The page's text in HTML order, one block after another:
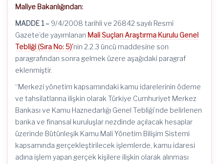
Maliye Bakanlığından:
MADDE 1 – 9/4/2008 tarihli ve 26842 sayılı Resmî
Gazete’de yayımlanan Mali Suçları Araştırma Kurulu Genel
Tebliği (Sıra No: 5)’nin 2.2.3 üncü maddesine son
paragrafından sonra gelmek üzere aşağıdaki paragraf
eklenmiştir.
“Merkezi yönetim kapsamındaki kamu idarelerinin ödeme
ve tahsilatlarına ilişkin olarak Türkiye Cumhuriyet Merkez
Bankası ve Kamu Haznedarlığı Genel Tebliği’nde belirlenen
banka ve finansal kuruluşlar nezdinde açılacak hesaplar
üzerinde Bütünleşik Kamu Mali Yönetim Bilişim Sistemi
kapsamında gerçekleştirilecek işlemlerde, kamu idaresi
adına işlem yapan gerçek kişilere ilişkin olarak alınması